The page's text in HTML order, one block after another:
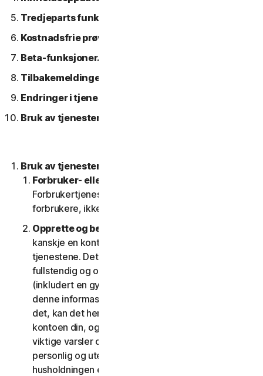
Tredjeparts funksjoner eller innhold.
Kostnadsfrie prøveversjoner.
Beta-funksjoner.
Tilbakemeldinger og anmeldelser.
Endringer i tjenestene.
Bruk av tjenester over et nettverk.
Bruk av tjenestene.
Forbruker- eller bedriftstjenester
Forbrukertjenestene er bare beregnet for
forbrukere, ikke småbedrifter.
Opprette og beholde en konto.
kanskje en konto for å få tilgang til og bruke
tjenestene. Det er viktig at du gir oss nøyaktig,
fullstendig og oppdatert kontoinformasjon
(inkludert en gyldig e-postadresse) og holder
denne informasjonen oppdatert. Hvis du ikke gjør
det, kan det hende vi må stoppe eller avslutte
kontoen din, og det kan hende at vi ikke kan gi deg
viktige varsler om tjenestene dine. Kontoen din er
personlig og utelukkende for bruk av deg (eller
husholdningen eller små bedrifter hvis dette tillates